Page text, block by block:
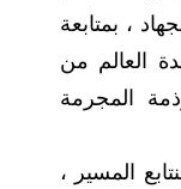
، بمتابعة
العالم من
المجرمة
المسير ،